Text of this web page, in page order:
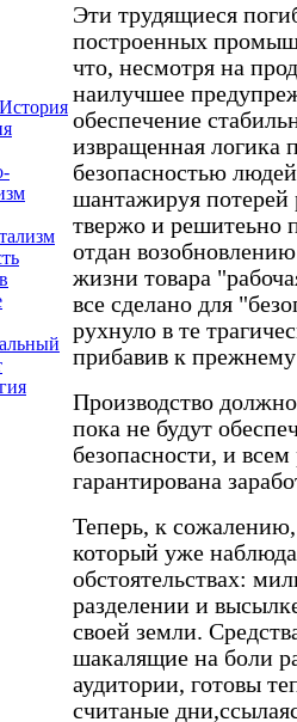
История
Эти трудящиеся
построенных
что, несмотря на
наилучшее
обеспечение
извращенная логика
безопасностью
шантажируя потерей
твержо и решитеьно
отдан
жизни товара
все сделано для
рухнуло в те
прибавив к
Производство
пока не будут
безопасности, и
гарантирована
Теперь, к
который уже
обстоятельствах:
разделении и
своей земли.
шакалящие на боли
аудитории, готовы
считаные